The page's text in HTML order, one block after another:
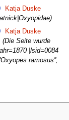
Katja Duske
Katja Duske
Die Seite wurde
|lsid=0084
ramosus'',